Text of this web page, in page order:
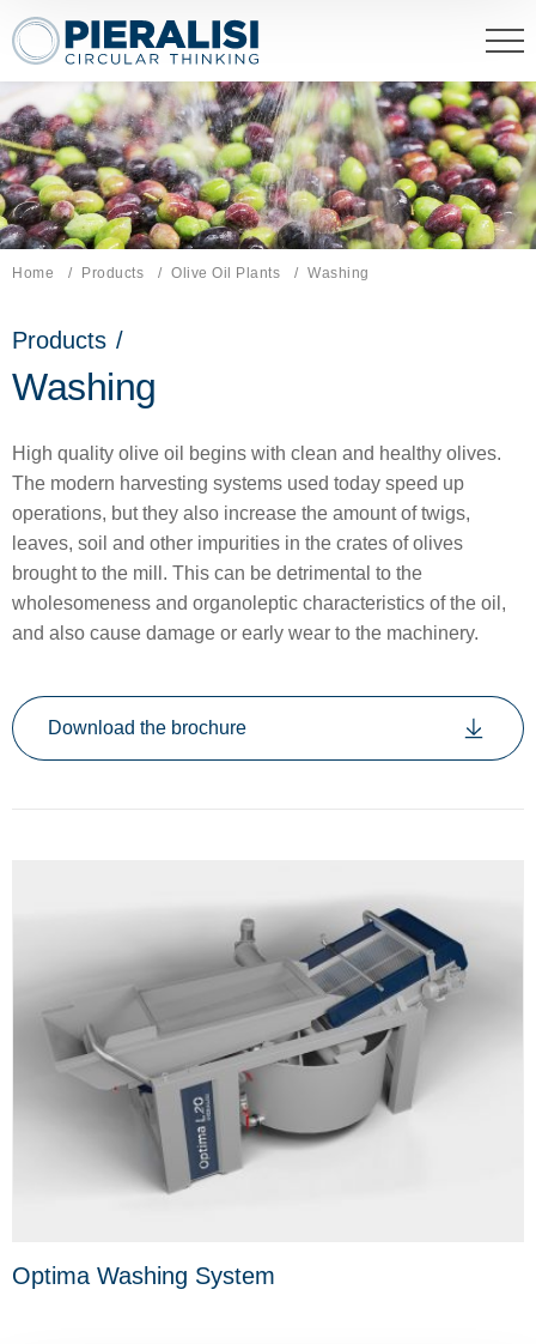
Pieralisi Maip Spa
Home Products Olive Oil Plants Current page:
Washing
Products /
Washing
High quality olive oil begins with clean and healthy olives.
The modern harvesting systems used today speed up
operations, but they also increase the amount of twigs,
leaves, soil and other impurities in the crates of olives
brought to the mill. This can be detrimental to the
wholesomeness and organoleptic characteristics of the oil,
and also cause damage or early wear to the machinery.
Download the brochure
Optima Washing System